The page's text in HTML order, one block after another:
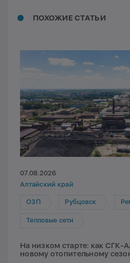
ПОХОЖИЕ СТАТЬИ
07.08.2026
Алтайский край
ОЗП Рубцовск
Тепловые сети
На низком старте: как СГК-
новому отопительному